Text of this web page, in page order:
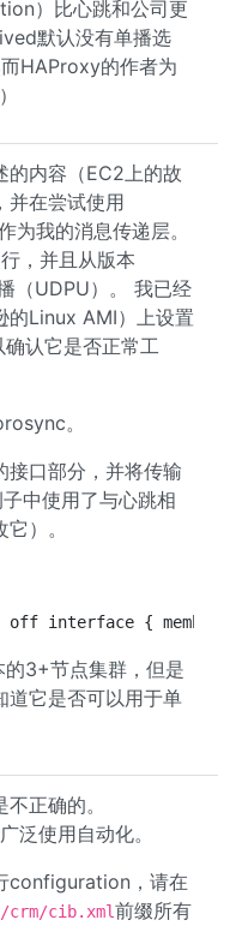
）比心跳和公司更
默认没有单播选
HAProxy的作者为
的内容（EC2上的故
并在尝试使用
我的消息传递层。
，并且从版本
（UDPU）。 我已经
的Linux AMI）上设置
认它是否正常工
。
接口部分，并将传输
中使用了与心跳相
）。
interface { member {
的3+节点集群，但是
道它是否可以用于单
正确的。
泛使用自动化。
configuration，请在
cib.xml前缀所有